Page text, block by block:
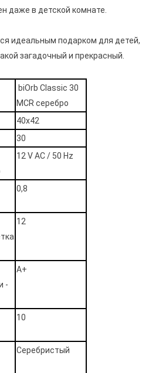
даже в детской комнате.
идеальным подарком для детей,
загадочный и прекрасный.
biOrb Classic 30
MCR серебро
40х42
30
12 V AC / 50 Hz
0,8
12
-
А+
10
Серебристый